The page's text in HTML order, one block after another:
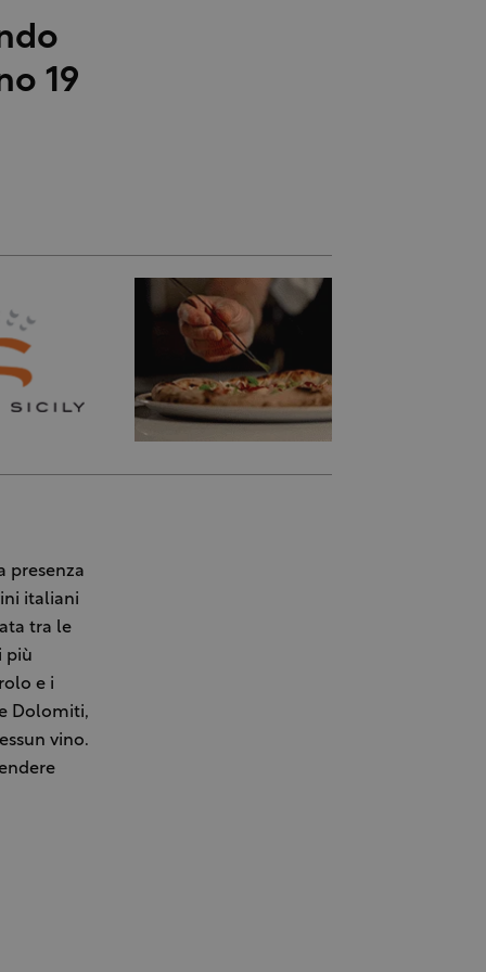
19
presenza
italiani
tra le
più
e i
Dolomiti,
vino.